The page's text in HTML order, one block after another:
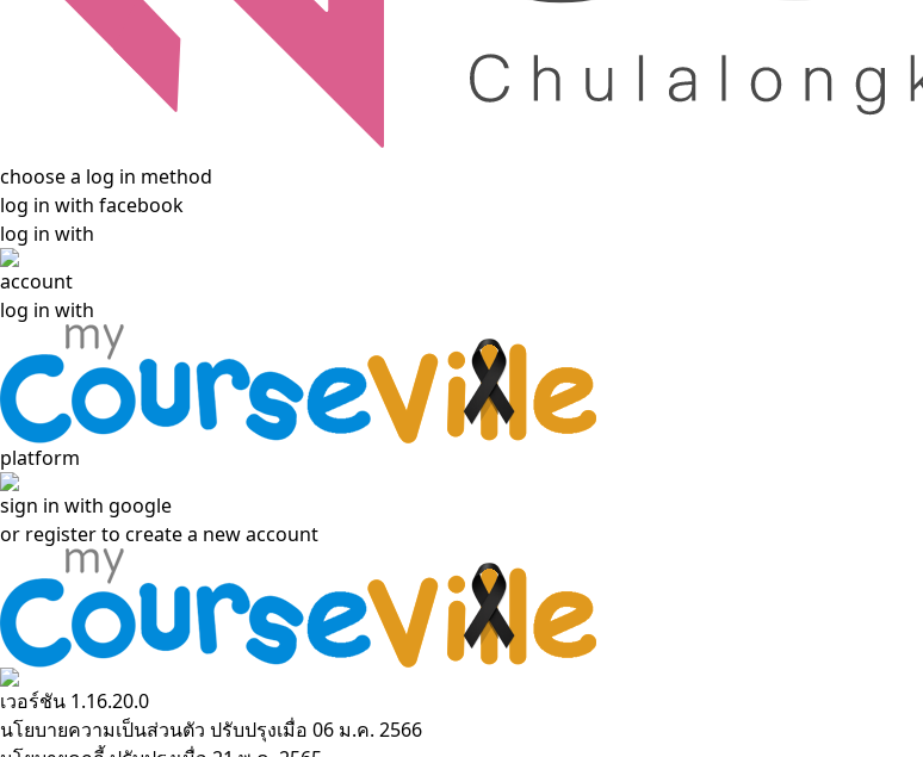
choose a log in method
log in with facebook
log in with
account
log in with
platform
sign in with google
or register to create a new account
เวอร์ชัน 1.16.20.0
นโยบายความเป็นส่วนตัว ปรับปรุงเมื่อ 06 ม.ค. 2566